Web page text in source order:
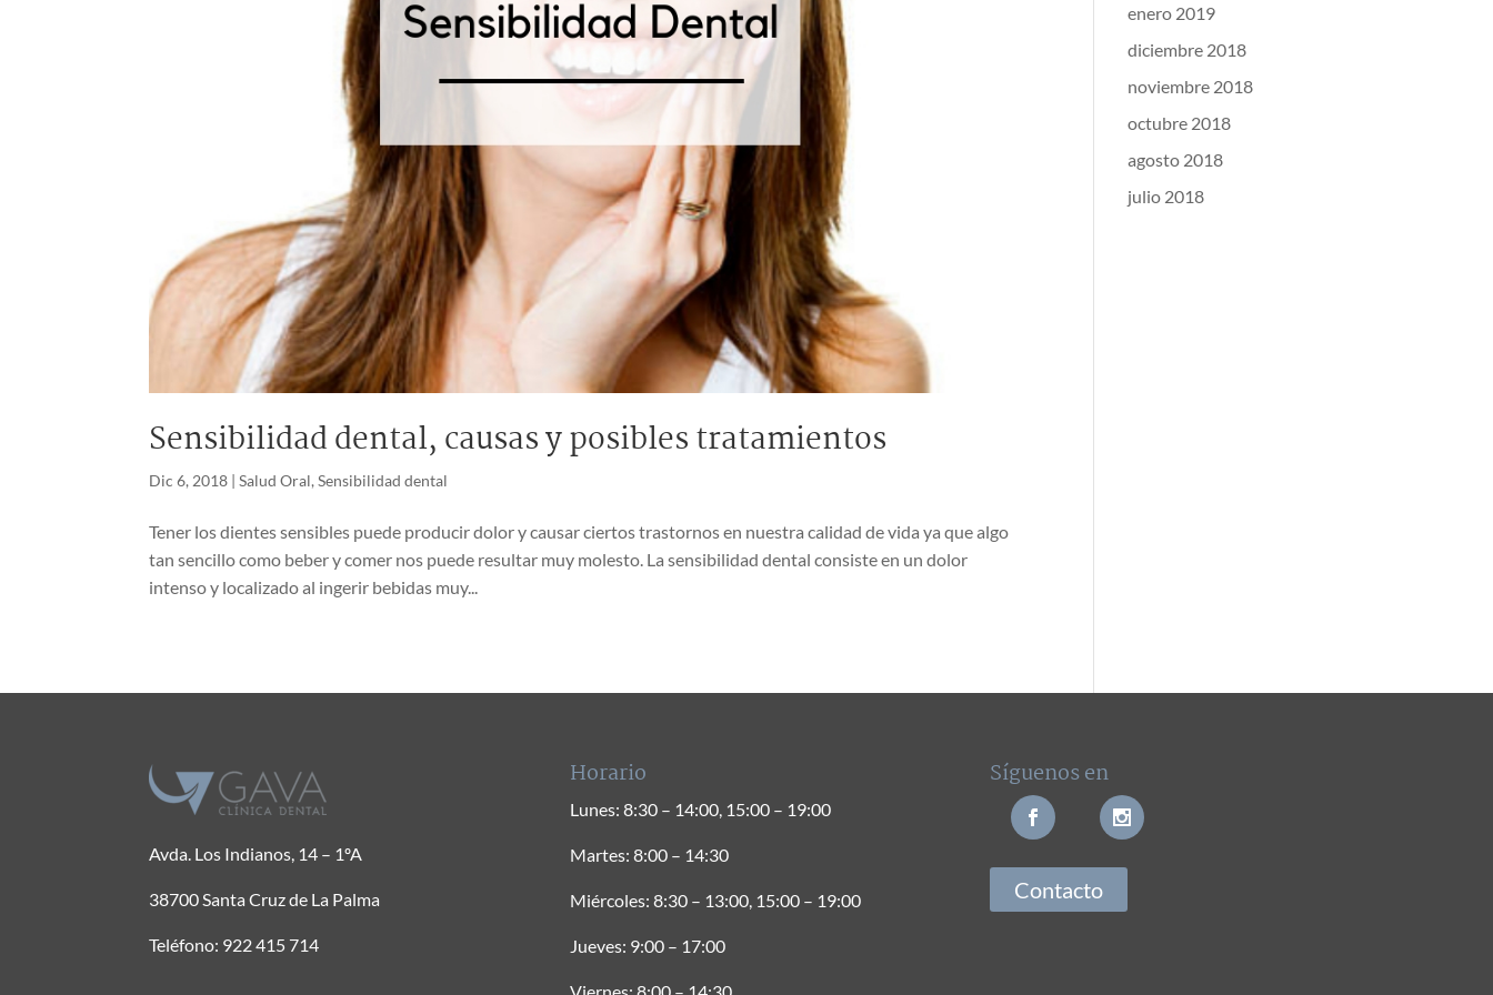
Sensibilidad dental, causas y posibles tratamientos
Dic 6, 2018 |Salud Oral,Sensibilidad dental
Tener los dientes sensibles puede producir dolor y causar ciertos trastornos en nuestra calidad de vida ya que algo
tan sencillo como beber y comer nos puede resultar muy molesto. La sensibilidad dental consiste en un dolor
intenso y localizado al ingerir bebidas muy...
enero 2019
diciembre 2018
noviembre 2018
octubre 2018
agosto 2018
julio 2018
Avda. Los Indianos, 14 – 1ºA
38700 Santa Cruz de La Palma
Teléfono: 922 415 714
Horario
Lunes: 8:30 – 14:00, 15:00 – 19:00
Martes: 8:00 – 14:30
Miércoles: 8:30 – 13:00, 15:00 – 19:00
Jueves: 9:00 – 17:00
Síguenos en
Contacto